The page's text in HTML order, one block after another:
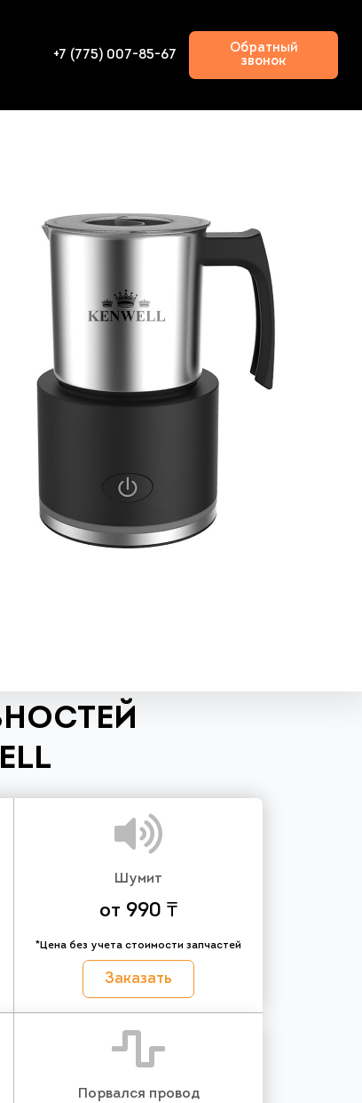
+7 (775) 007-85-67
Обратный
звонок
Шумит
от 990 ₸
*Цена без учета стоимости запчастей
Заказать
Порвался провод